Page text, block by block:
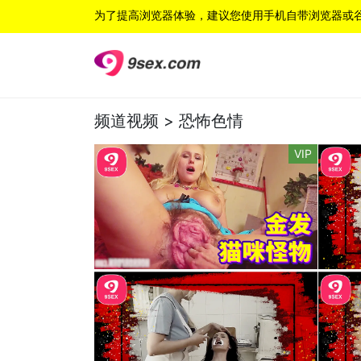
为了提高浏览器体验，建议您使用手机自带浏览器或
频道视频 > 恐怖色情
VIP